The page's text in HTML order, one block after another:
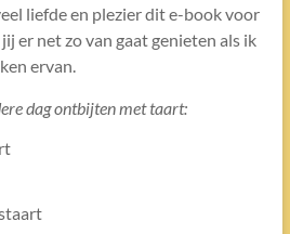
liefde en plezier dit e-book voor
er net zo van gaat genieten als ik
ervan.
dag ontbijten met taart: